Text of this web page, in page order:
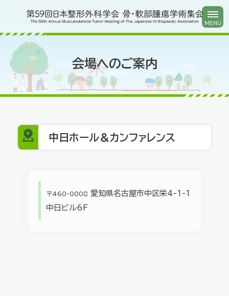
会場へのご案内
中日ホール＆カンファレンス
〒460-0008 愛知県名古屋市中区栄4-1-1
中日ビル6F
関連リンク